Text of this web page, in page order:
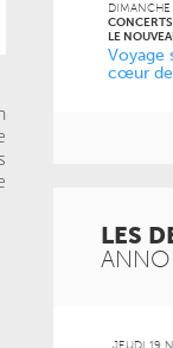
DIMANCHE
CONCERTS
LE
Voyage
cœur
LES